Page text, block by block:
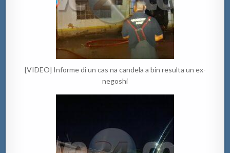
[VIDEO] Informe di un cas na candela a bin resulta un ex-
negoshi